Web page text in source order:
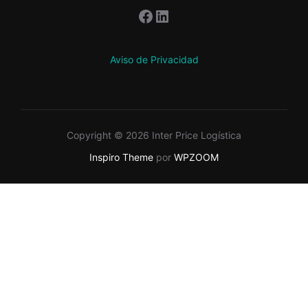
Facebook
LinkedIn
Aviso de Privacidad
Copyright © 2026 Inter Price Logística
Inspiro Theme por WPZOOM